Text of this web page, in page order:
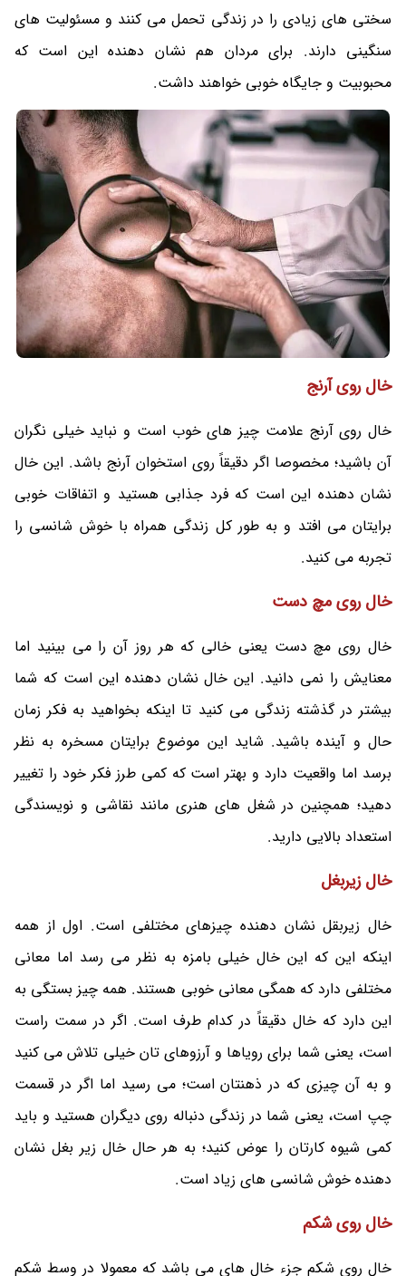
سختی های زیادی را در زندگی تحمل می‌ کنند و مسئولیت های
سنگینی دارند. برای مردان هم نشان دهنده این است که
محبوبیت و جایگاه خوبی خواهند داشت.
خال روی آرنج
خال روی آرنج علامت چیز های خوب است و نباید خیلی نگران
آن باشید؛ مخصوصا اگر دقیقاً روی استخوان آرنج باشد‌. این خال
نشان دهنده این است که فرد جذابی هستید و اتفاقات خوبی
برایتان می افتد و به طور کل زندگی همراه با خوش شانسی را
تجربه می کنید.
خال روی مچ دست
خال روی مچ دست یعنی خالی که هر روز آن را می بینید اما
معنایش را نمی دانید. این خال نشان دهنده این است که شما
بیشتر در گذشته زندگی می کنید تا اینکه بخواهید به فکر زمان
حال و آینده باشید. شاید این موضوع برایتان مسخره به نظر
برسد اما واقعیت دارد و بهتر است که کمی طرز فکر خود را تغییر
دهید؛ همچنین در شغل های هنری مانند نقاشی و نویسندگی
استعداد بالایی دارید.
خال زیربغل
خال زیربقل نشان دهنده چیزهای مختلفی است. اول از همه
اینکه این که این خال خیلی بامزه به نظر می‌ رسد اما معانی
مختلفی دارد که همگی معانی خوبی هستند. همه چیز بستگی به
این دارد که خال دقیقاً در کدام طرف است. اگر در سمت راست
است، یعنی شما برای رویاها و آرزوهای تان خیلی تلاش می کنید
و به آن چیزی که در ذهنتان است؛ می‌ رسید اما اگر در قسمت
چپ است، یعنی شما در زندگی دنباله روی دیگران هستید و باید
کمی شیوه کارتان را عوض کنید؛ به هر حال خال زیر بغل نشان
دهنده خوش شانسی های زیاد است.
خال روی شکم
خال روی شکم جزء خال های می باشد که معمولا در وسط شکم